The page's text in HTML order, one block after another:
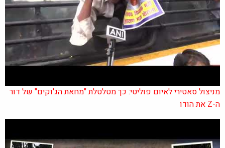
מניצול סאטירי לאיום פוליטי: כך מטלטלת "מחאת הג'וקים" של דור
ה-Z את הודו